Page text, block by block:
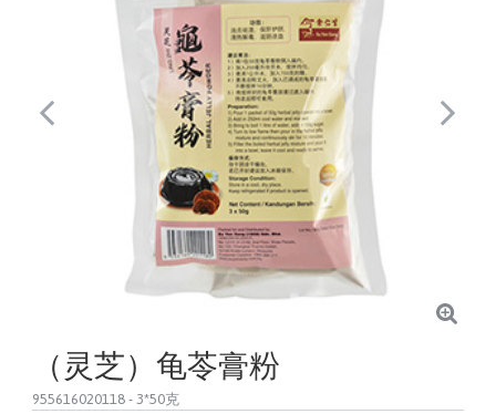
（灵芝）龟苓膏粉
955616020118 - 3*50克